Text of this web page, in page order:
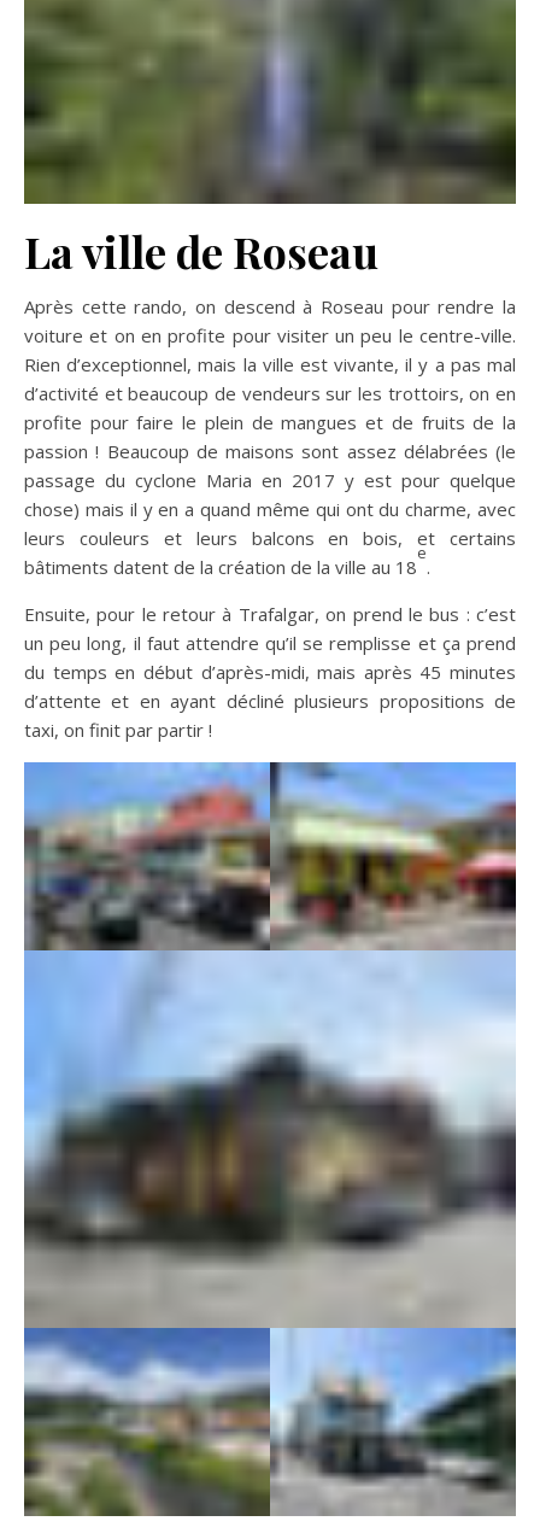
La ville de Roseau
Après cette rando, on descend à Roseau pour rendre la
voiture et on en profite pour visiter un peu le centre-ville.
Rien d’exceptionnel, mais la ville est vivante, il y a pas mal
d’activité et beaucoup de vendeurs sur les trottoirs, on en
profite pour faire le plein de mangues et de fruits de la
passion ! Beaucoup de maisons sont assez délabrées (le
passage du cyclone Maria en 2017 y est pour quelque
chose) mais il y en a quand même qui ont du charme, avec
leurs couleurs et leurs balcons en bois, et certains
bâtiments datent de la création de la ville au 18
e
.
Ensuite, pour le retour à Trafalgar, on prend le bus : c’est
un peu long, il faut attendre qu’il se remplisse et ça prend
du temps en début d’après-midi, mais après 45 minutes
d’attente et en ayant décliné plusieurs propositions de
taxi, on finit par partir !